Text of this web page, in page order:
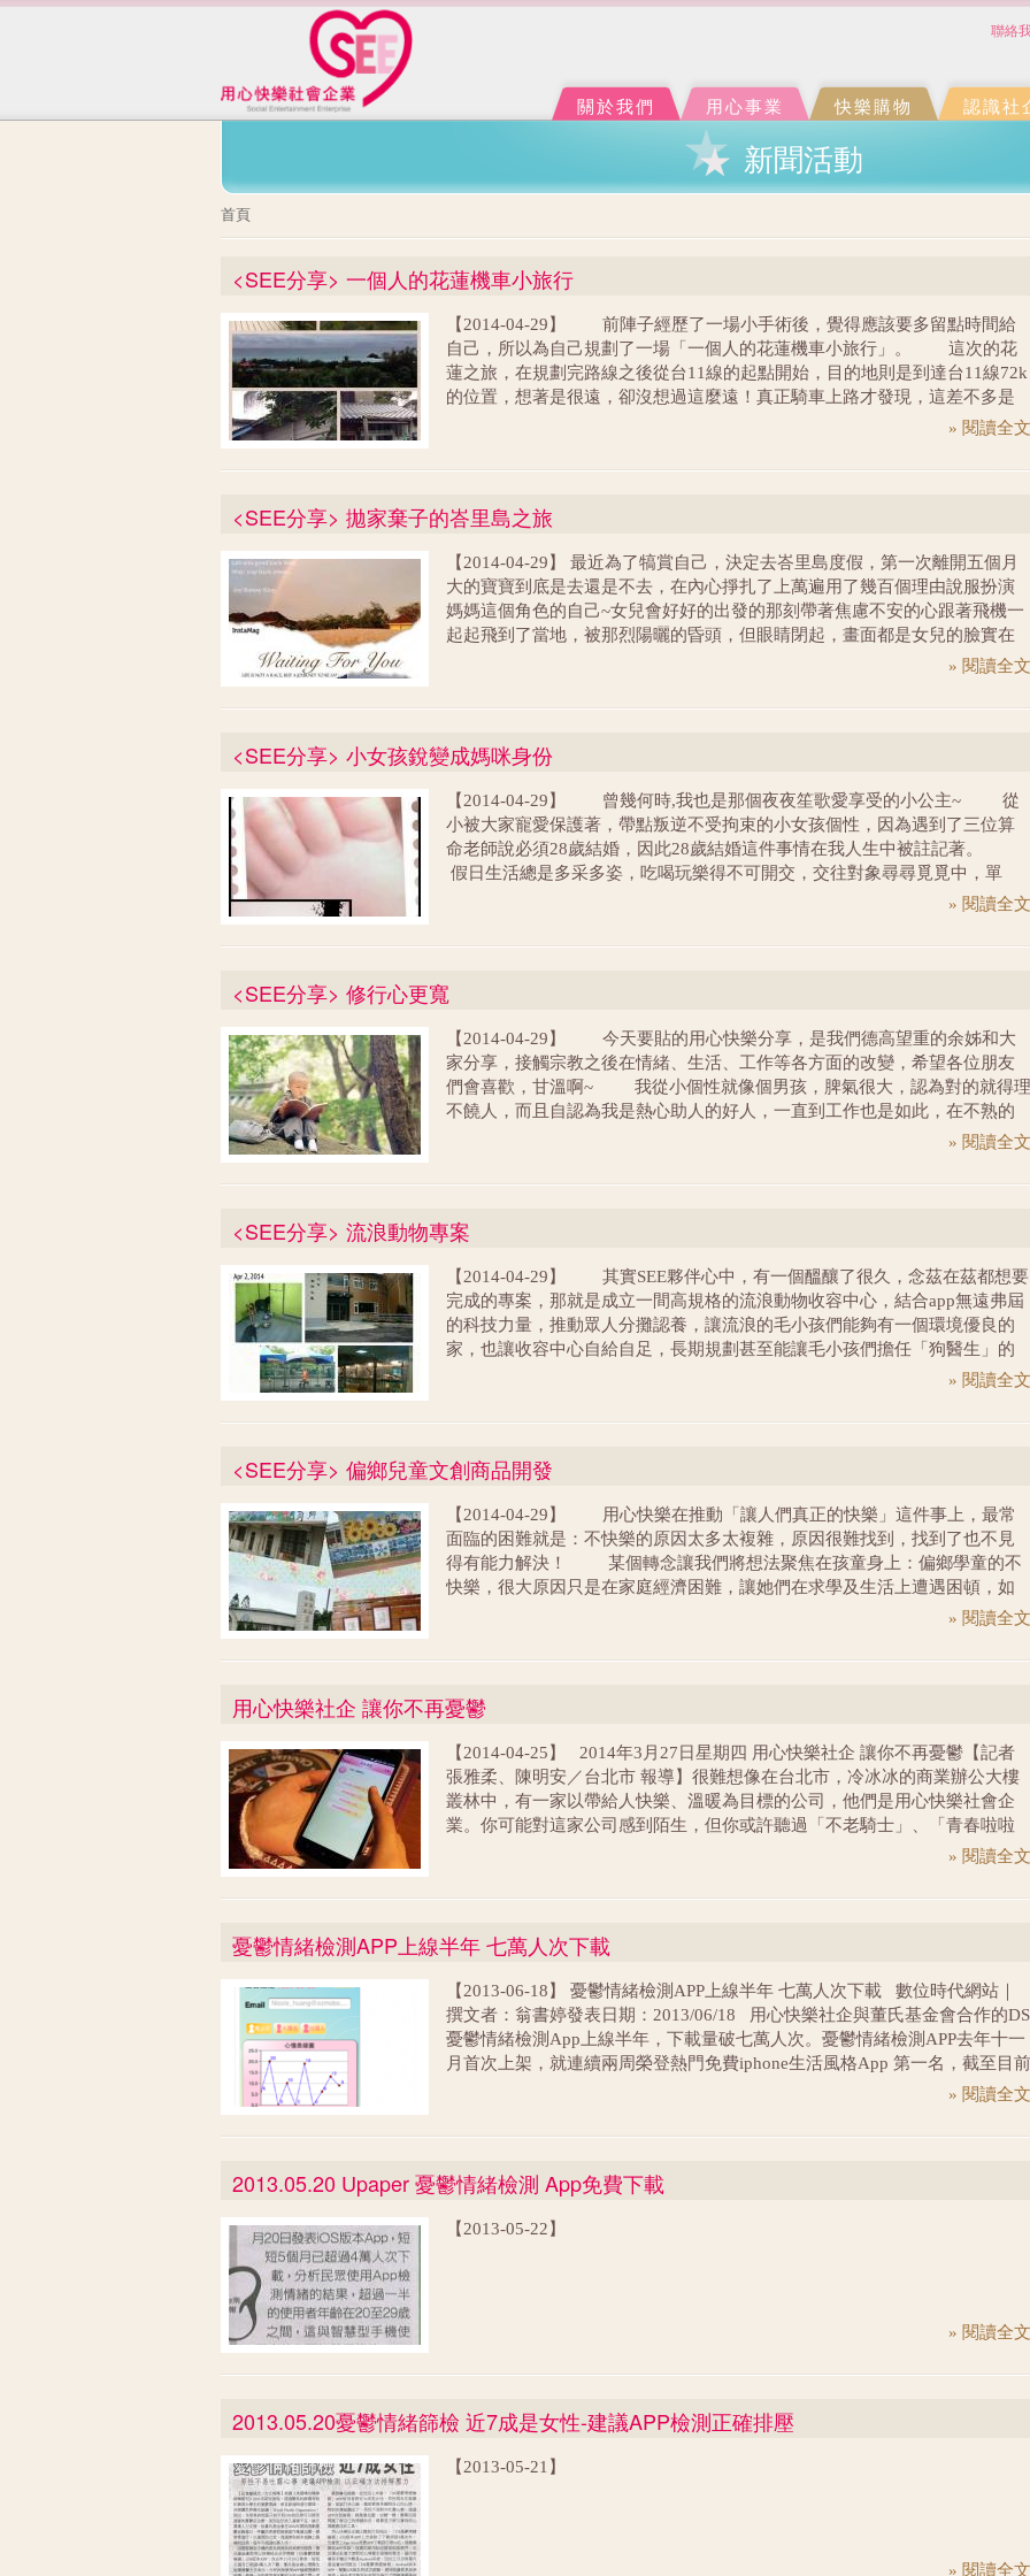
關於我們 用心事業 快樂購物 認識社
聯絡
新聞活動
您在這裡
首頁
<SEE分享> 一個人的花蓮機車小旅行
【2014-04-29】 前陣子經歷了一場小手術後，覺得應該要多留點時間給
自己，所以為自己規劃了一場「一個人的花蓮機車小旅行」。 這次的花
蓮之旅，在規劃完路線之後從台11線的起點開始，目的地則是到達台11線72k
的位置，想著是很遠，卻沒想過這麼遠！真正騎車上路才發現，這差不多是
從屏東騎車到台南的距離，也差不多可以從台北騎到竹北。 台11線很美
度下降，沿途偶見落石伴隨。在台11線36公里處，風雨增強，美景變得有些
望隧道不要停止，因為裡面好溫暖。 終於抵達72k處民宿的那一刻 ，感
帶了書、泡咖啡、跟熱情的民宿老闆聊了天，很是悠哉。隔天早上起床，天
開了、雨停了，以為很漫長的72k 在邊走邊玩的情況下，竟然感覺一下就到
了！
» 閱讀全文
<SEE分享> 拋家棄子的峇里島之旅
【2014-04-29】 最近為了犒賞自己，決定去峇里島度假，第一次離開五個月
大的寶寶到底是去還是不去，在內心掙扎了上萬遍用了幾百個理由說服扮演
媽媽這個角色的自己~女兒會好好的出發的那刻帶著焦慮不安的心跟著飛機一
起起飛到了當地，被那烈陽曬的昏頭，但眼睛閉起，畫面都是女兒的臉實在
太過想念，所以我跟先生決定寫明信片給她雖然離她可以看懂文字的那天還
樂的度假 峇里島有很多漂亮的飯店跟VILLA
» 閱讀全文
<SEE分享> 小女孩銳變成媽咪身份
【2014-04-29】 曾幾何時,我也是那個夜夜笙歌愛享受的小公主~ 從
小被大家寵愛保護著，帶點叛逆不受拘束的小女孩個性，因為遇到了三位算
命老師說必須28歲結婚，因此28歲結婚這件事情在我人生中被註記著。
假日生活總是多采多姿，吃喝玩樂得不可開交，交往對象尋尋覓覓中，單
身、交往、結婚、家庭(由小女孩->輕熟女->人妻->媽咪)也許這對大家來說一
» 閱讀全文
<SEE分享> 修行心更寬
【2014-04-29】 今天要貼的用心快樂分享，是我們德高望重的余姊和大
家分享，接觸宗教之後在情緒、生活、工作等各方面的改變，希望各位朋友
們會喜歡，甘溫啊~ 我從小個性就像個男孩，脾氣很大，認為對的就得理
不饒人，而且自認為我是熱心助人的好人，一直到工作也是如此，在不熟的
同事眼中，我是很兇悍、是令人不喜歡接觸的人，在熟的同事中，他們了解
56歲才有緣接觸到佛學修習課程，在法師及老師的講解及教導如何將佛法運
深的了解自己的行為是多麼的愚癡，佛法中的貪、嗔、痴、慢、疑。我都俱
快樂、不幸福。原來都是自己製造出來的傑作。
» 閱讀全文
<SEE分享> 流浪動物專案
【2014-04-29】 其實SEE夥伴心中，有一個醞釀了很久，念茲在茲都想要
完成的專案，那就是成立一間高規格的流浪動物收容中心，結合app無遠弗屆
的科技力量，推動眾人分攤認養，讓流浪的毛小孩們能夠有一個環境優良的
家，也讓收容中心自給自足，長期規劃甚至能讓毛小孩們擔任「狗醫生」的
角色，能夠回饋社會，讓這間收容所和毛小孩們，都成為社會企業正向循環
的夥伴們戰戰兢兢，努力研究每一個環結，雖然充滿了不確定，但是我們亦
北市動物收容中心，詢問過農委會、動保處、都發局、產發局、建管處相關
發，每一個關卡都困難重重。
» 閱讀全文
<SEE分享> 偏鄉兒童文創商品開發
【2014-04-29】 用心快樂在推動「讓人們真正的快樂」這件事上，最常
面臨的困難就是：不快樂的原因太多太複雜，原因很難找到，找到了也不見
得有能力解決！ 某個轉念讓我們將想法聚焦在孩童身上：偏鄉學童的不
快樂，很大原因只是在家庭經濟困難，讓她們在求學及生活上遭遇困頓，如
果我們可以協助解決，不但可以讓小朋友們快樂，更可以在他們心中留下一
偏鄉學童當然不能只是捐款，用心快樂的想法是：透過藝術創作，讓孩子們
藝術家們，與篩選出來的孩子共同互動，以當地文化特色及學童背景為題共
用，以及回饋藝術家，同時達到協助弱勢學童以及推廣文創扎根的目的。
» 閱讀全文
用心快樂社企 讓你不再憂鬱
【2014-04-25】 2014年3月27日星期四 用心快樂社企 讓你不再憂鬱【記者
張雅柔、陳明安／台北市 報導】很難想像在台北市，冷冰冰的商業辦公大樓
叢林中，有一家以帶給人快樂、溫暖為目標的公司，他們是用心快樂社會企
業。你可能對這家公司感到陌生，但你或許聽過「不老騎士」、「青春啦啦
隊」、「被遺忘的時光」，這些笑中帶淚的電影，全是用心快樂社企所發行
式，試圖讓鬱鬱寡歡的現代人不再憂鬱。 影片：DS憂鬱情緒檢測APP簡介
憂鬱情緒檢測」手機應用程式，用心快樂社會企業致力於結合「文化創意」
希望能帶給社會大眾更快樂、優質的生活品質。 從生命低潮到投入社企 原是
寶來證券香港分公司董事總經理的趙士懿，因為工作繁忙，身體狀況亮起了
紅燈，回到台灣後又遭逢一場嚴重的車禍，而後，一位趙士懿非常敬重的長
輩自殺身亡，種種的打擊讓趙士懿的人生進入了一段低潮期，就在這時，專
門致力發展華人記錄片的CNEX創辦人蔣顯斌，同時也是趙士懿的好友，找他
樂社企的想法油然而生。 憂鬱檢測APP 提供情緒出口 在生命中十分敬重的長
殺，這讓他在當初創立用心快樂社企時，就特別希望針對憂鬱症防治能做些
緒檢測」APP。
» 閱讀全文
憂鬱情緒檢測APP上線半年 七萬人次下載
【2013-06-18】 憂鬱情緒檢測APP上線半年 七萬人次下載 數位時代網站｜
撰文者：翁書婷發表日期：2013/06/18 用心快樂社企與董氏基金會合作的DS
憂鬱情緒檢測App上線半年，下載量破七萬人次。憂鬱情緒檢測APP去年十一
月首次上架，就連續兩周榮登熱門免費iphone生活風格App 第一名，截至目前
Android 與iOS版本累積下載次數已經破七萬人次，主要族群為年齡為20至29
通的港澳地區。 「這個年齡工作尚未穩定常轉換，許多婦女除了沈重的工作
源。」用心快樂社企資深經理楊榮容分析。 企劃這支App的用心快樂社企和
出現十八歲以下、十八歲至二二歲大專生與一般人等等適合三種不同年齡層
» 閱讀全文
2013.05.20 Upaper 憂鬱情緒檢測 App免費下載
【2013-05-22】
» 閱讀全文
2013.05.20憂鬱情緒篩檢 近7成是女性-建議APP檢測正確排壓
【2013-05-21】
» 閱讀全文